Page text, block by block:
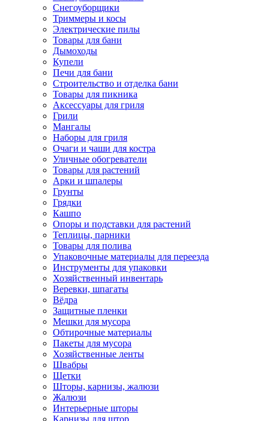
Снегоуборщики
Триммеры и косы
Электрические пилы
Товары для бани
Дымоходы
Купели
Печи для бани
Строительство и отделка бани
Товары для пикника
Аксессуары для гриля
Грили
Мангалы
Наборы для гриля
Очаги и чаши для костра
Уличные обогреватели
Товары для растений
Арки и шпалеры
Грунты
Грядки
Кашпо
Опоры и подставки для растений
Теплицы, парники
Товары для полива
Упаковочные материалы для переезда
Инструменты для упаковки
Хозяйственный инвентарь
Веревки, шпагаты
Вёдра
Защитные пленки
Мешки для мусора
Обтирочные материалы
Пакеты для мусора
Хозяйственные ленты
Швабры
Щетки
Шторы, карнизы, жалюзи
Жалюзи
Интерьерные шторы
Карнизы для штор